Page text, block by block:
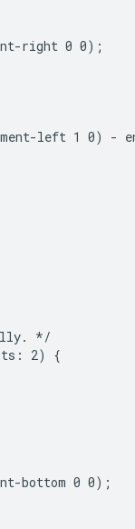
right 0 0);
left 1 0) -
*/
2) {
bottom 0 0);